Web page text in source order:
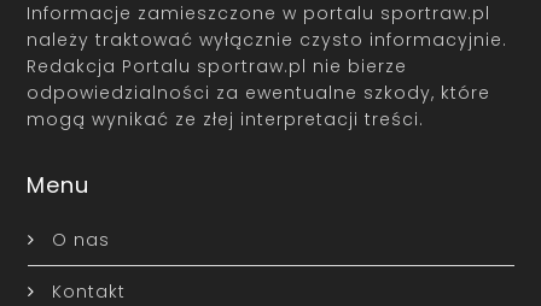
Informacje zamieszczone w portalu sportraw.pl
należy traktować wyłącznie czysto informacyjnie.
Redakcja Portalu sportraw.pl nie bierze
odpowiedzialności za ewentualne szkody, które
mogą wynikać ze złej interpretacji treści.
Menu
O nas
Kontakt